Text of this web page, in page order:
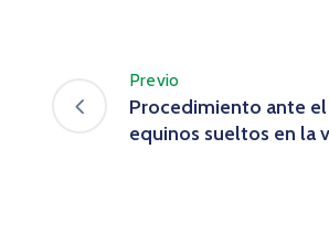
Previo
Procedimiento ante
equinos sueltos en la